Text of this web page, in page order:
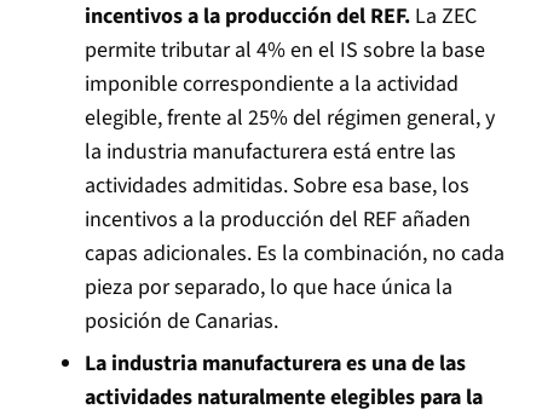
incentivos a la producción del REF. La ZEC
permite tributar al 4% en el IS sobre la base
imponible correspondiente a la actividad
elegible, frente al 25% del régimen general, y
la industria manufacturera está entre las
actividades admitidas. Sobre esa base, los
incentivos a la producción del REF añaden
capas adicionales. Es la combinación, no cada
pieza por separado, lo que hace única la
posición de Canarias.
La industria manufacturera es una de las
actividades naturalmente elegibles para la